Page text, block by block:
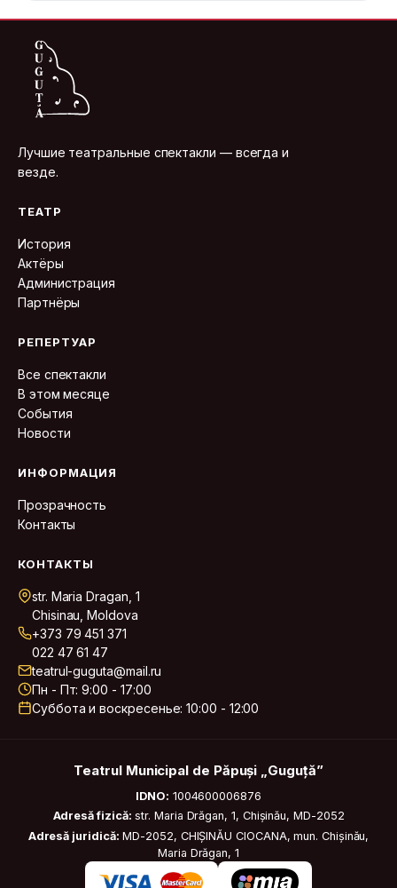
Лучшие театральные спектакли — всегда и
везде.
ТЕАТР
История
Актёры
Администрация
Партнёры
РЕПЕРТУАР
Все спектакли
В этом месяце
События
Новости
ИНФОРМАЦИЯ
Прозрачность
Контакты
КОНТАКТЫ
str. Maria Dragan, 1
Chisinau, Moldova
+373 79 451 371
022 47 61 47
teatrul-guguta@mail.ru
Пн - Пт: 9:00 - 17:00
Суббота и воскресенье: 10:00 - 12:00
Teatrul Municipal de Păpuși „Guguță”
IDNO: 1004600006876
Adresă fizică: str. Maria Drăgan, 1, Chișinău, MD-2052
Adresă juridică: MD-2052, CHIȘINĂU CIOCANA, mun. Chișinău,
Maria Drăgan, 1